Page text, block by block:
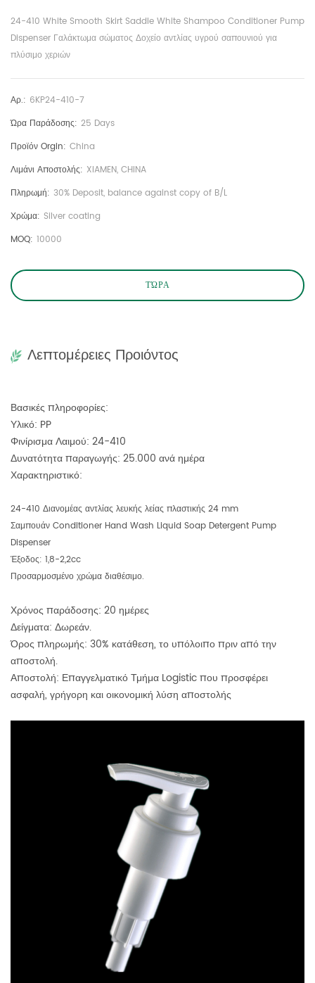
24-410 White Smooth Skirt Saddle White Shampoo Conditioner Pump
Dispenser Γαλάκτωμα σώματος Δοχείο αντλίας υγρού σαπουνιού για
πλύσιμο χεριών
Αρ.: 6KP24-410-7
Ώρα Παράδοσης: 25 Days
Προϊόν Orgin: China
Λιμάνι Αποστολής: XIAMEN, CHINA
Πληρωμή: 30% Deposit, balance against copy of B/L
Χρώμα: Silver coating
MOQ: 10000
ΤΏΡΑ
Λεπτομέρειες Προιόντος
Βασικές πληροφορίες:
Υλικό: PP
Φινίρισμα Λαιμού: 24-410
Δυνατότητα παραγωγής: 25.000 ανά ημέρα
Χαρακτηριστικό:
24-410 Διανομέας αντλίας λευκής λείας πλαστικής 24 mm
Σαμπουάν Conditioner Hand Wash Liquid Soap Detergent Pump
Dispenser
Έξοδος: 1,8-2,2cc
Προσαρμοσμένο χρώμα διαθέσιμο.
Χρόνος παράδοσης: 20 ημέρες
Δείγματα: Δωρεάν.
Όρος πληρωμής: 30% κατάθεση, το υπόλοιπο πριν από την
αποστολή.
Αποστολή: Επαγγελματικό Τμήμα Logistic που προσφέρει
ασφαλή, γρήγορη και οικονομική λύση αποστολής